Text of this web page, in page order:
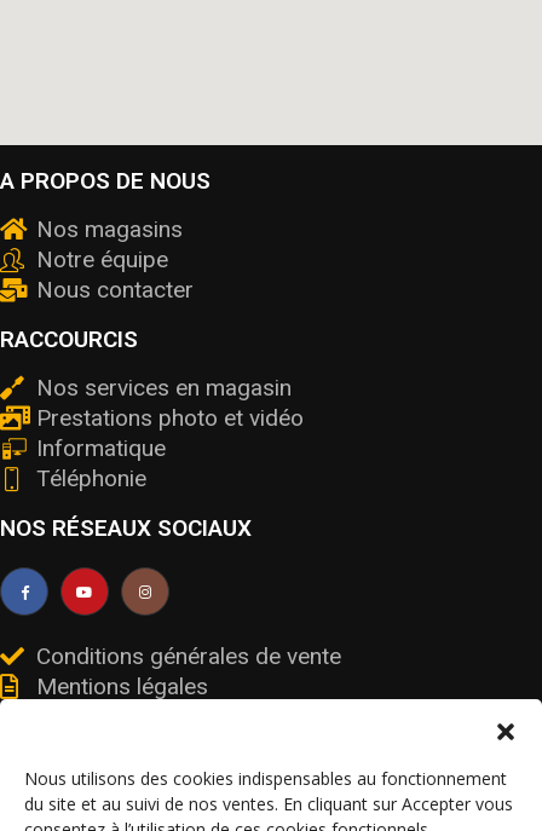
Nous utilisons des cookies indispensables au fonctionnement
du site et au suivi de nos ventes. En cliquant sur Accepter vous
A PROPOS DE NOUS
Nos magasins
Notre équipe
Nous contacter
RACCOURCIS
Nos services en magasin
Prestations photo et vidéo
Informatique
Téléphonie
NOS RÉSEAUX SOCIAUX
Conditions générales de vente
Mentions légales